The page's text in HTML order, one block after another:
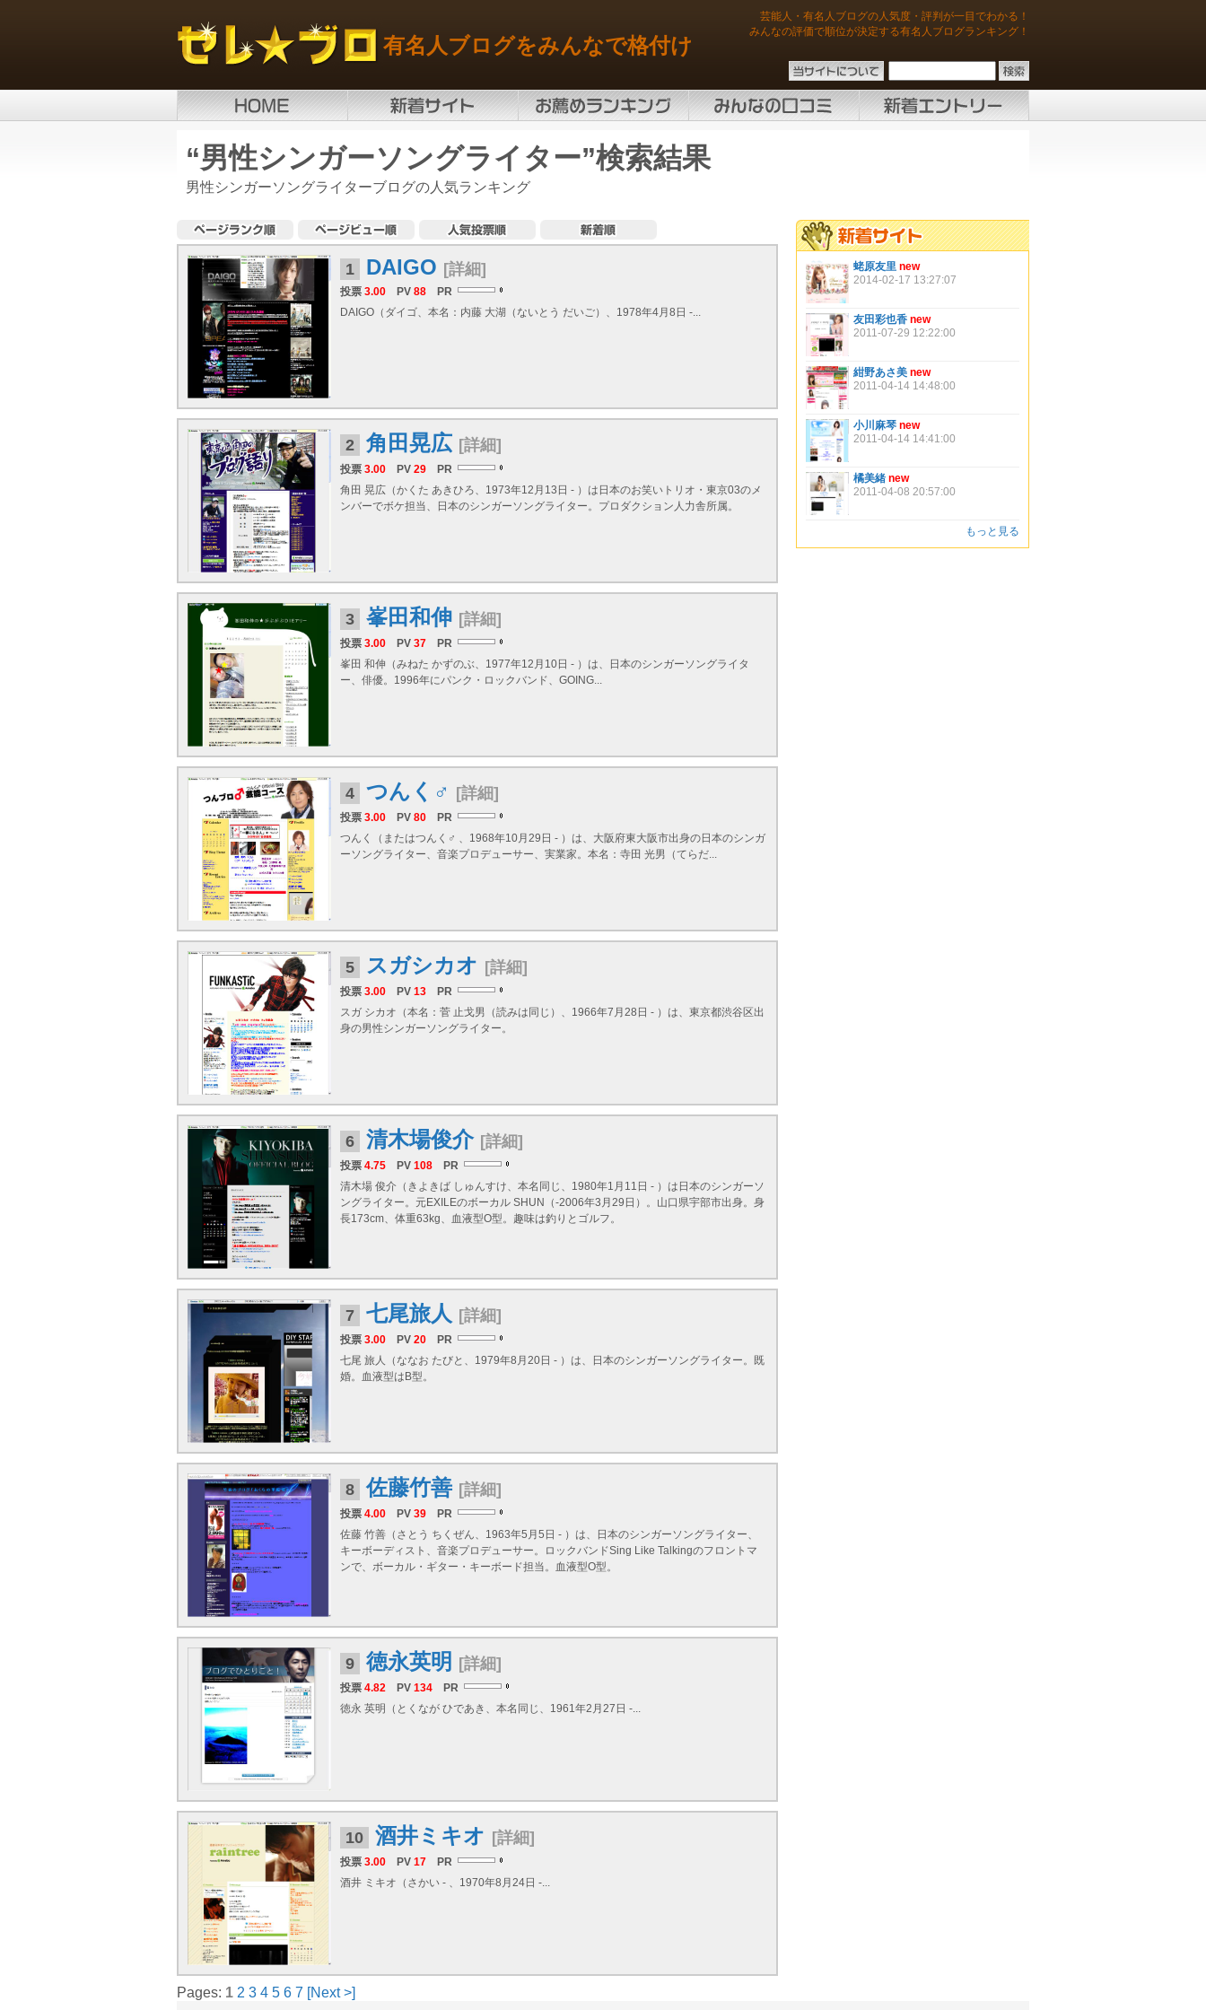
有名人ブログをみんなで格付け
芸能人・有名人ブログの人気度・評判が一目でわかる！
みんなの評価で順位が決定する有名人ブログランキング！
“男性シンガーソングライター”検索結果
男性シンガーソングライターブログの人気ランキング
1 DAIGO [詳細]
投票 3.00 PV 88
PR
DAIGO（ダイゴ、本名：内藤 大湖（ないとう だいご）、1978年4月8日 -...
2 角田晃広 [詳細]
投票 3.00 PV 29
PR
角田 晃広（かくた あきひろ、1973年12月13日 - ）は日本のお笑いトリオ・東京03のメ
ンバーでボケ担当、日本のシンガーソングライター。プロダクション人力舎所属。
3 峯田和伸 [詳細]
投票 3.00 PV 37
PR
峯田 和伸（みねた かずのぶ、1977年12月10日 - ）は、日本のシンガーソングライタ
ー、俳優。1996年にパンク・ロックバンド、GOING...
4 つんく♂ [詳細]
投票 3.00 PV 80
PR
つんく（またはつんく♂ 、1968年10月29日 - ）は、大阪府東大阪市出身の日本のシンガ
ーソングライター、音楽プロデューサー、実業家。本名：寺田 光男（てらだ...
5 スガシカオ [詳細]
投票 3.00 PV 13
PR
スガ シカオ（本名：菅 止戈男（読みは同じ）、1966年7月28日 - ）は、東京都渋谷区出
身の男性シンガーソングライター。
6 清木場俊介 [詳細]
投票 4.75 PV 108
PR
清木場 俊介（きよきば しゅんすけ、本名同じ、1980年1月11日 - ）は日本のシンガーソ
ングライター。元EXILEのボーカル SHUN（-2006年3月29日）。山口県宇部市出身。身
長173cm、体重63kg、血液型O型。趣味は釣りとゴルフ。
7 七尾旅人 [詳細]
投票 3.00 PV 20
PR
七尾 旅人（ななお たびと、1979年8月20日 - ）は、日本のシンガーソングライター。既
婚。血液型はB型。
8 佐藤竹善 [詳細]
投票 4.00 PV 39
PR
佐藤 竹善（さとう ちくぜん、1963年5月5日 - ）は、日本のシンガーソングライター、
キーボーディスト、音楽プロデューサー。ロックバンドSing Like Talkingのフロントマ
ンで、ボーカル・ギター・キーボード担当。血液型O型。
9 徳永英明 [詳細]
投票 4.82 PV 134
PR
徳永 英明（とくなが ひであき、本名同じ、1961年2月27日 -...
10 酒井ミキオ [詳細]
投票 3.00 PV 17
PR
酒井 ミキオ（さかい - 、1970年8月24日 -...
Pages: 1 2 3 4 5 6 7 [Next >]
蛯原友里 new
2014-02-17 13:27:07
友田彩也香 new
2011-07-29 12:22:00
紺野あさ美 new
2011-04-14 14:48:00
小川麻琴 new
2011-04-14 14:41:00
橘美緒 new
2011-04-08 20:57:00
もっと見る